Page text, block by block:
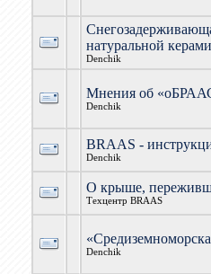
натуральной
Denchik
Мнения об
Denchik
BRAAS -
Denchik
О крыше,
Техцентр BRAAS
Denchik